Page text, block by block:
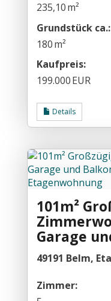
235,10 m²
Grund­stück ca.:
180 m²
Kaufpreis:
199.000 EUR
Details
101m²
Garage
49191 Belm,
Zimmer: